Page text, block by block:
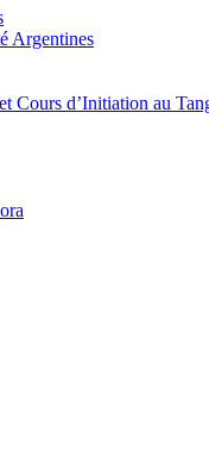
Argentines
Cours d’Initiation au